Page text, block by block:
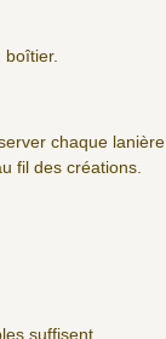
chaque lanière
fil des créations.
suffisent.